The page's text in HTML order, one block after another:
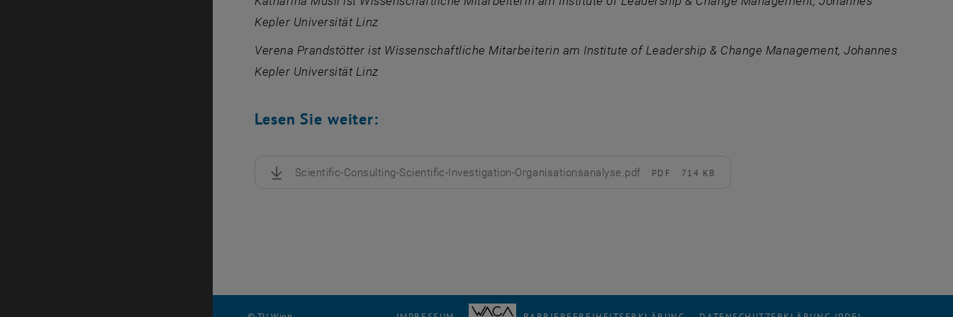
Kepler Universität Linz
Verena Prandstötter ist Wissenschaftliche Mitarbeiterin am Institute of Leadership & Change Management, Johannes
Kepler Universität Linz
Lesen Sie weiter:
Scientific-Consulting-Scientific-Investigation-Organisationsanalyse.pdf PDF 714 KB
, herunterladen